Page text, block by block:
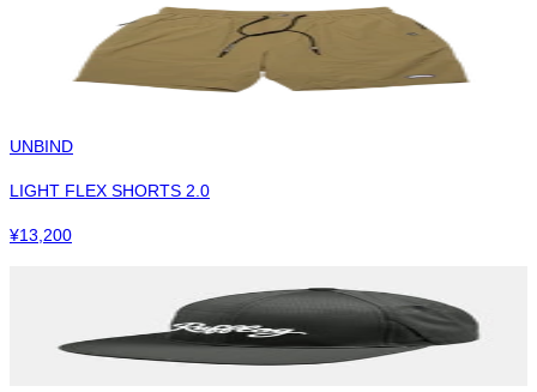
UNBIND
LIGHT FLEX SHORTS 2.0
¥13,200